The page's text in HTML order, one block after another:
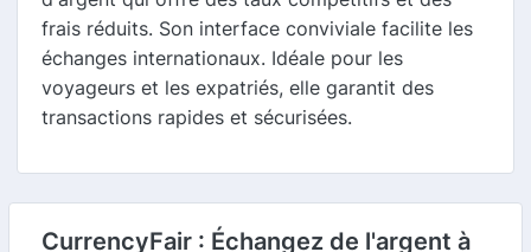
frais réduits. Son interface conviviale facilite les
échanges internationaux. Idéale pour les
voyageurs et les expatriés, elle garantit des
transactions rapides et sécurisées.
CurrencyFair : Échangez de l'argent à